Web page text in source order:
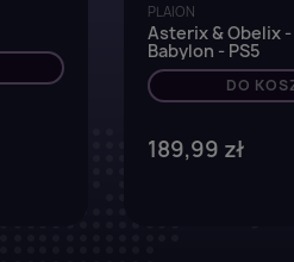
PLAION
Asterix & Obelix
Babylon - PS5
DO
189,99 zł